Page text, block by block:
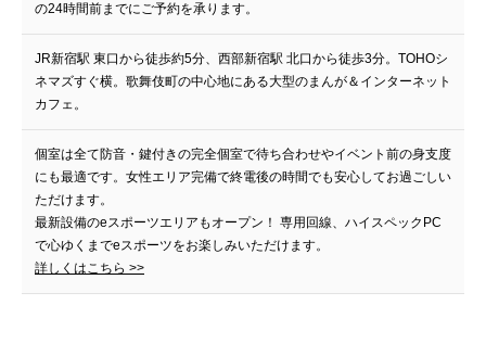
の24時間前までにご予約を承ります。
JR新宿駅 東口から徒歩約5分、西部新宿駅 北口から徒歩3分。TOHOシ
ネマズすぐ横。歌舞伎町の中心地にある大型のまんが＆インターネット
カフェ。
個室は全て防音・鍵付きの完全個室で待ち合わせやイベント前の身支度
にも最適です。女性エリア完備で終電後の時間でも安心してお過ごしい
ただけます。
最新設備のeスポーツエリアもオープン！ 専用回線、ハイスペックPC
で心ゆくまでeスポーツをお楽しみいただけます。
詳しくはこちら >>